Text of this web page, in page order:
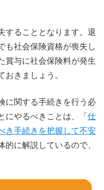
することとなります。退
も社会保険資格が喪失し
賞与に社会保険料が発生
きましょう。
に関する手続きを行う必
にやるべきことは、「 仕
き手続きを把握して不安
的に解説しているので、